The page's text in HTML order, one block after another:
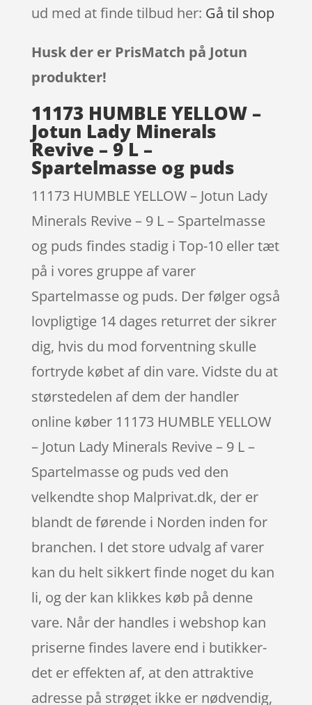
ud med at finde tilbud her: Gå til shop
Husk der er PrisMatch på Jotun
produkter!
11173 HUMBLE YELLOW –
Jotun Lady Minerals
Revive – 9 L –
Spartelmasse og puds
11173 HUMBLE YELLOW – Jotun Lady
Minerals Revive – 9 L – Spartelmasse
og puds findes stadig i Top-10 eller tæt
på i vores gruppe af varer
Spartelmasse og puds. Der følger også
lovpligtige 14 dages returret der sikrer
dig, hvis du mod forventning skulle
fortryde købet af din vare. Vidste du at
størstedelen af dem der handler
online køber 11173 HUMBLE YELLOW
– Jotun Lady Minerals Revive – 9 L –
Spartelmasse og puds ved den
velkendte shop Malprivat.dk, der er
blandt de førende i Norden inden for
branchen. I det store udvalg af varer
kan du helt sikkert finde noget du kan
li, og der kan klikkes køb på denne
vare. Når der handles i webshop kan
priserne findes lavere end i butikker-
det er effekten af, at den attraktive
adresse på strøget ikke er nødvendig,